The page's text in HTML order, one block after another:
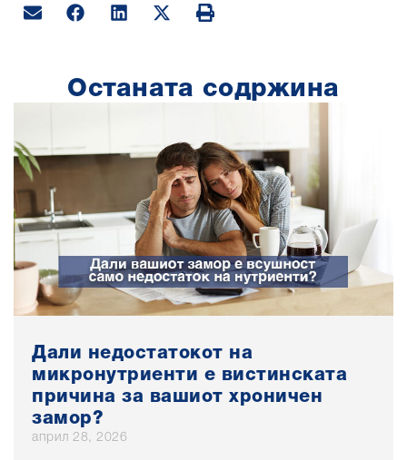
Останата содржина
Дали недостатокот на
микронутриенти е вистинската
причина за вашиот хроничен
замор?
април 28, 2026